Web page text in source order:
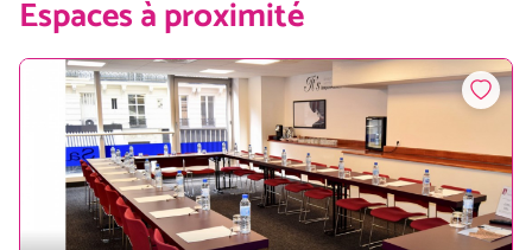
Espaces à proximité